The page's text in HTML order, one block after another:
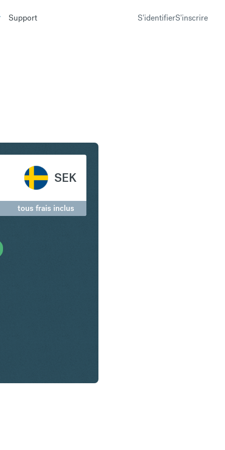
Support S'identifierS'inscrire
SEK
tous frais inclus